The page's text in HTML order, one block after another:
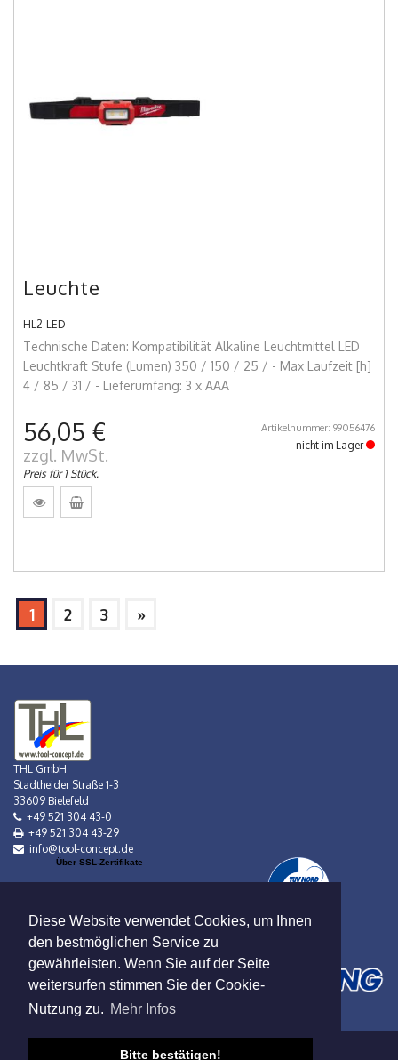
Diese Website verwendet Cookies, um Ihnen
den bestmöglichen Service zu
gewährleisten. Wenn Sie auf der Seite
weitersurfen stimmen Sie der Cookie-
Nutzung zu. Mehr Infos
Bitte bestätigen!
Leuchte
HL2-LED
Technische Daten: Kompatibilität Alkaline Leuchtmittel LED
Leuchtkraft Stufe (Lumen) 350 / 150 / 25 / - Max Laufzeit [h]
4 / 85 / 31 / - Lieferumfang: 3 x AAA
56,05 €
zzgl. MwSt.
Preis für 1 Stück.
Artikelnummer: 99056476
nicht im Lager
1 2 3 »
THL GmbH
Stadtheider Straße 1-3
33609 Bielefeld
+49 521 304 43-0
+49 521 304 43-29
info@tool-concept.de
Über SSL-Zertifikate
Verkauf nur an Gewerbebetreibende!